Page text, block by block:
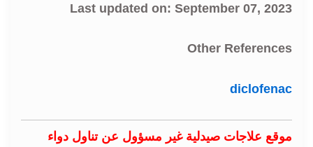
Last updated on: September 07, 2023
Other References
diclofenac
موقع علاجات صيدلية غير مسؤول عن تناول دواء